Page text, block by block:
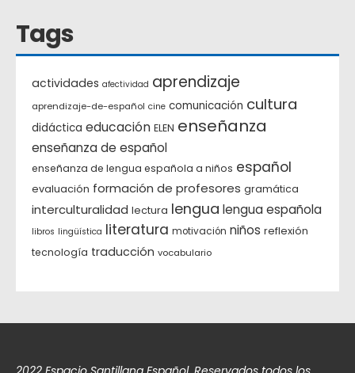
Tags
actividades afectividad aprendizaje
aprendizaje-de-español cine comunicación cultura
didáctica educación ELEN enseñanza
enseñanza de español
enseñanza de lengua española a niños español
evaluación formación de profesores gramática
interculturalidad lectura lengua lengua española
libros lingüística literatura motivación niños reflexión
tecnología traducción vocabulario